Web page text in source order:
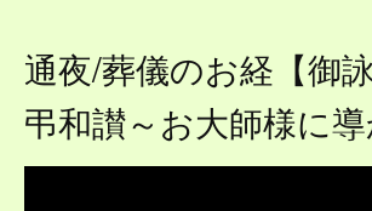
通夜/葬儀のお経【御
弔和讃～お大師様に